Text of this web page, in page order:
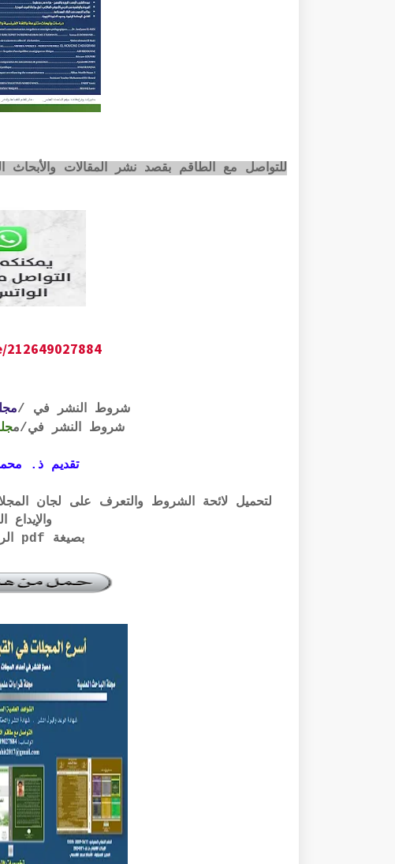
للتواصل مع الطاقم بقصد نشر المقالات
شروط النشر في /
شروط النشر في/م
تقديم ذ.
والإيداع
بصيغة pdf الرابط أسفله: